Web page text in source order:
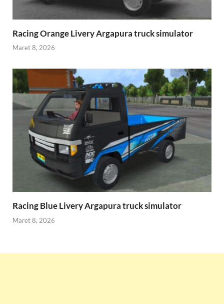
Racing Orange Livery Argapura truck simulator
Maret 8, 2026
Racing Blue Livery Argapura truck simulator
Maret 8, 2026